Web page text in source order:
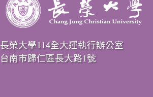
長榮大學114全大運執行辦公室
台南市歸仁區長大路1號